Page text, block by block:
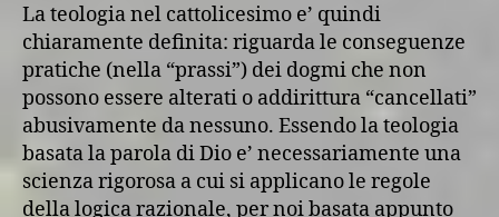
La teologia nel cattolicesimo e’ quindi
chiaramente definita: riguarda le conseguenze
pratiche (nella “prassi”) dei dogmi che non
possono essere alterati o addirittura “cancellati”
abusivamente da nessuno. Essendo la teologia
basata la parola di Dio e’ necessariamente una
scienza rigorosa a cui si applicano le regole
della logica razionale, per noi basata appunto